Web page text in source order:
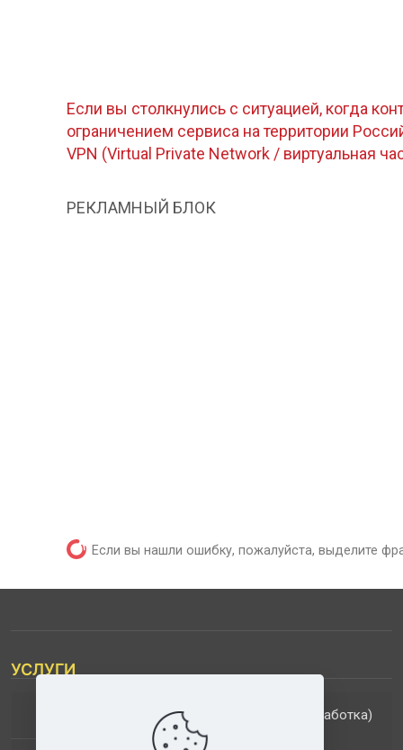
Если вы столкнулись с ситуацией, когда
ограничением сервиса на территории
VPN (Virtual Private Network / виртуальная
РЕКЛАМНЫЙ БЛОК
Если вы нашли ошибку, пожалуйста, выделите
УСЛУГИ
ДОПОЛНИТЕЛЬНЫЕ УСЛУГИ (обработка)